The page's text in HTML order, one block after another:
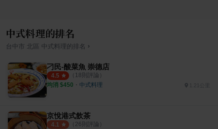
中式料理的排名
台中市 北區 中式料理的排名 ›
刁民-酸菜魚 崇德店
4.5 （ 18則評論）
均消 $450 ・ 中式料理
京悅港式飲茶
4.1 （ 26則評論）